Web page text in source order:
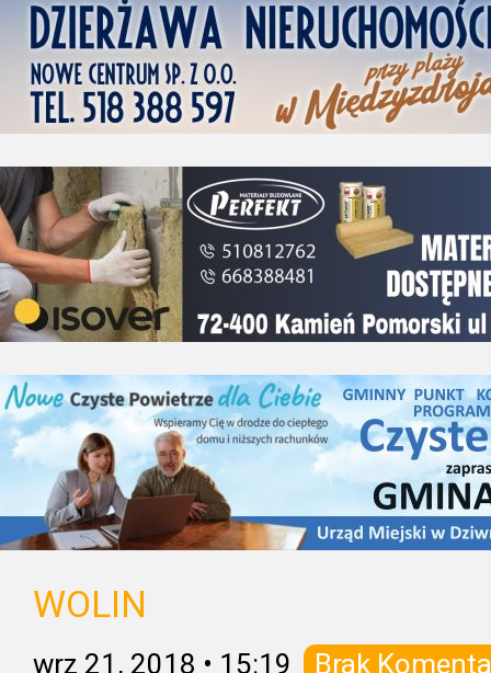
WOLIN
wrz 21, 2018 • 15:19 Brak